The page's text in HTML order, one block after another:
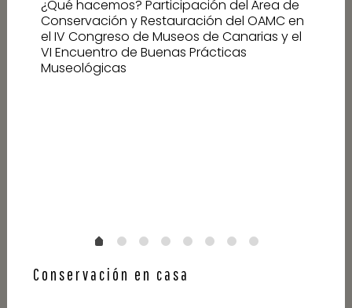
¿Qué hacemos? Participación del Área de
Conservación y Restauración del OAMC en
el IV Congreso de Museos de Canarias y el
VI Encuentro de Buenas Prácticas
Museológicas
Conservación en casa